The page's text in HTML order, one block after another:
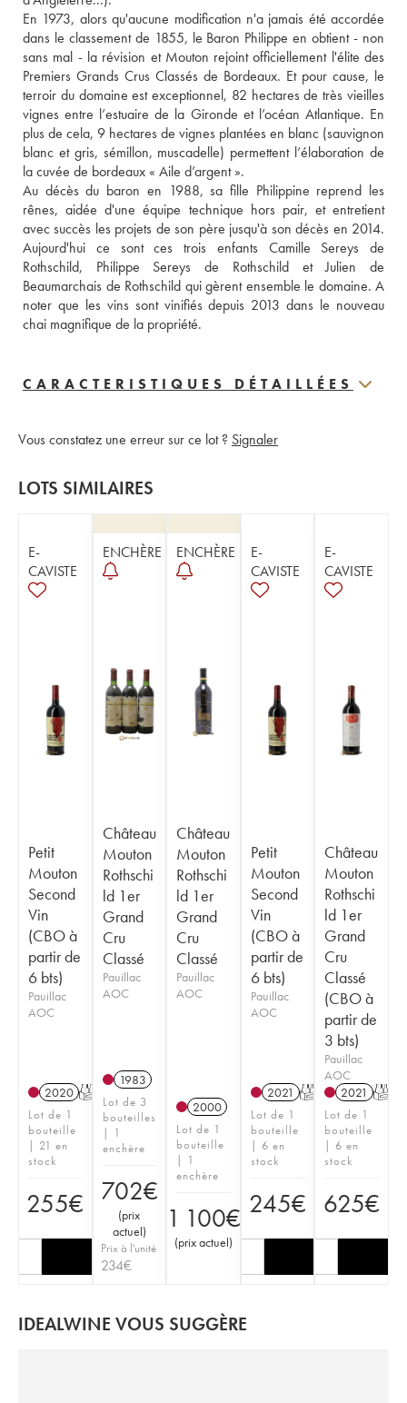
En 1973, alors qu'aucune modification n'a jamais été accordée
dans le classement de 1855, le Baron Philippe en obtient - non
sans mal - la révision et Mouton rejoint officiellement l'élite des
Premiers Grands Crus Classés de Bordeaux. Et pour cause, le
terroir du domaine est exceptionnel, 82 hectares de très vieilles
vignes entre l’estuaire de la Gironde et l’océan Atlantique. En
plus de cela, 9 hectares de vignes plantées en blanc (sauvignon
blanc et gris, sémillon, muscadelle) permettent l’élaboration de
la cuvée de bordeaux « Aile d’argent ».
Au décès du baron en 1988, sa fille Philippine reprend les
rênes, aidée d'une équipe technique hors pair, et entretient
avec succès les projets de son père jusqu'à son décès en 2014.
Aujourd'hui ce sont ces trois enfants Camille Sereys de
Rothschild, Philippe Sereys de Rothschild et Julien de
Beaumarchais de Rothschild qui gèrent ensemble le domaine. A
noter que les vins sont vinifiés depuis 2013 dans le nouveau
chai magnifique de la propriété.
CARACTERISTIQUES DÉTAILLÉES
Vous constatez une erreur sur ce lot ? Signaler
LOTS SIMILAIRES
E-
CAVISTE
Petit
Mouton
Second
Vin
(CBO à
partir de
6 bts)
Pauillac
AOC
2020 T
Lot de 1
bouteille
| 21 en
stock
255€
ENCHÈRE
Château
Mouton
Rothschi
ld 1er
Grand
Cru
Classé
Pauillac
AOC
1983
Lot de 3
bouteilles
| 1
enchère
702€
(prix
actuel)
Prix à l'unité
234€
ENCHÈRE
Château
Mouton
Rothschi
ld 1er
Grand
Cru
Classé
Pauillac
AOC
2000
Lot de 1
bouteille
| 1
enchère
1 100€
(prix actuel)
E-
CAVISTE
Petit
Mouton
Second
Vin
(CBO à
partir de
6 bts)
Pauillac
AOC
2021 T
Lot de 1
bouteille
| 6 en
stock
245€
E-
CAVISTE
Château
Mouton
Rothschi
ld 1er
Grand
Cru
Classé
(CBO à
partir de
3 bts)
Pauillac
AOC
2021 T
Lot de 1
bouteille
| 6 en
stock
625€
IDEALWINE VOUS SUGGÈRE